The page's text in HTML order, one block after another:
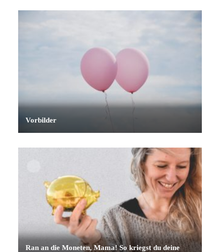
Vorbilder
Ran an die Moneten, Mama! So kriegst du deine